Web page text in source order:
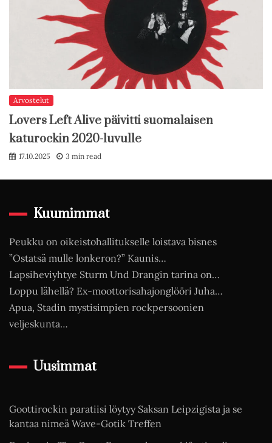
Arvostelut
Lovers Left Alive päivitti suomalaisen
katurockin 2020-luvulle
17.10.2025 3 min read
Kuumimmat
Peukku on oikeistohallitukselle loistava bisnes
”Ostatsä mulle lonkeron?” Kaunis…
Lapsiheviyhtye Sturm Und Drangin tarina on…
Loppu lähellä? Ex-moottorisahajonglööri Juha…
Apua, Stadin mystisimpien rockpersoonien
veljeskunta…
Uusimmat
Goottirockin paratiisi löytyy Saksan Leipzigista ja se
kantaa nimeä Wave-Gotik Treffen